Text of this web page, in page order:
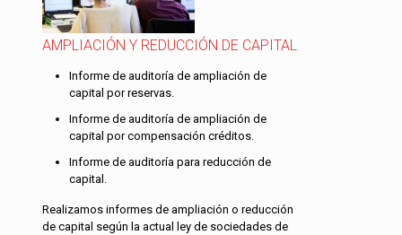
AMPLIACIÓN Y REDUCCIÓN DE CAPITAL
Informe de auditoría de ampliación de
capital por reservas.
Informe de auditoría de ampliación de
capital por compensación créditos.
Informe de auditoría para reducción de
capital.
Realizamos informes de ampliación o reducción
de capital según la actual ley de sociedades de